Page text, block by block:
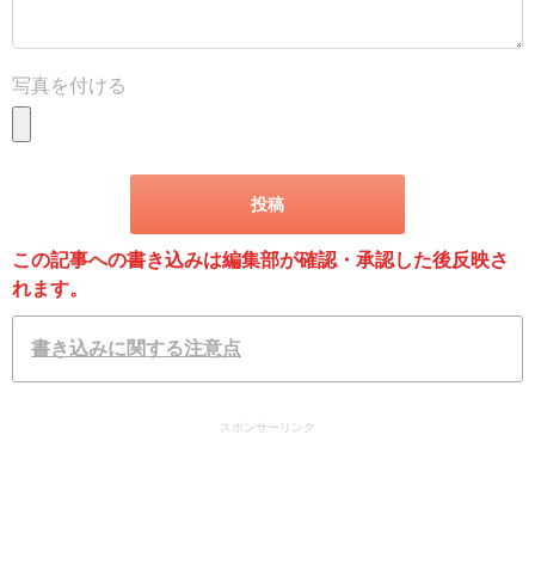
写真を付ける
この記事への書き込みは編集部が確認・承認した後反映さ
れます。
書き込みに関する注意点
スポンサーリンク